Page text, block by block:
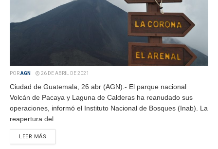
PORAGN 26 DE ABRIL DE 2021
Ciudad de Guatemala, 26 abr (AGN).- El parque nacional
Volcán de Pacaya y Laguna de Calderas ha reanudado sus
operaciones, informó el Instituto Nacional de Bosques (Inab). La
reapertura del...
LEER MÁS